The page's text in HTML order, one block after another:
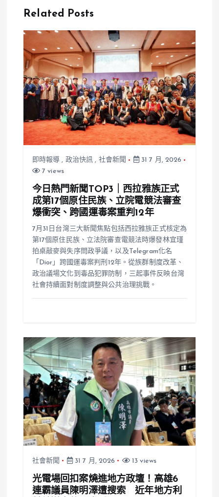
度失控咆哮，
派出所
強敵
Related Posts
即時報導 , 政治快訊 , 社會新聞
31 7 月, 2026
7 views
今日熱門新聞TOP3｜西拉雅族正式
成第17個原住民族、立院電競法審查
爆衝突、跨國運毒案重判12年
7月31日台灣三大新聞焦點包括西拉雅族正式核定為
第17個原住民族、立法院審查電競法時爆發林宜瑾
拍桌敲麥與失序問政爭議，以及Telegram化名
「Dior」跨國運毒案判刑12年。從族群制度改革、
政治議場文化到毒品犯罪防制，三起事件反映台灣
社會持續面對制度調整與公共治理挑戰。
社會新聞 31 7 月, 2026 13 views
光電場回扣案燒進地方政壇！高雄6
連霸議員陳明澤遭搜索 近年地方利